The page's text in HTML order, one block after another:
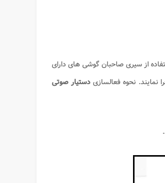
از سیری صاحبان گوشی های دارای
نمایند. نحوه فعالسازی دستیار صوتی